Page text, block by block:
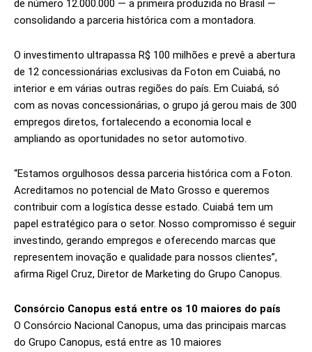
de número 12.000.000 — a primeira produzida no Brasil —
consolidando a parceria histórica com a montadora.
O investimento ultrapassa R$ 100 milhões e prevê a abertura
de 12 concessionárias exclusivas da Foton em Cuiabá, no
interior e em várias outras regiões do país. Em Cuiabá, só
com as novas concessionárias, o grupo já gerou mais de 300
empregos diretos, fortalecendo a economia local e
ampliando as oportunidades no setor automotivo.
“Estamos orgulhosos dessa parceria histórica com a Foton.
Acreditamos no potencial de Mato Grosso e queremos
contribuir com a logística desse estado. Cuiabá tem um
papel estratégico para o setor. Nosso compromisso é seguir
investindo, gerando empregos e oferecendo marcas que
representem inovação e qualidade para nossos clientes”,
afirma Rigel Cruz, Diretor de Marketing do Grupo Canopus.
Consórcio Canopus está entre os 10 maiores do país
O Consórcio Nacional Canopus, uma das principais marcas
do Grupo Canopus, está entre as 10 maiores